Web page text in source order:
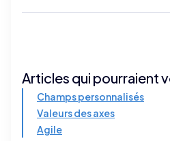
Articles qui pourraient
Champs personnalisés
Valeurs des axes
Agile